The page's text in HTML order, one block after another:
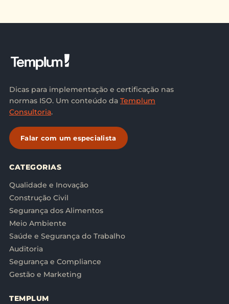
prevenção são um dos meios atuais mais eficazes
Dicas para implementação e certificação nas
normas ISO. Um conteúdo da Templum
Consultoria.
Falar com um especialista
CATEGORIAS
Qualidade e Inovação
Construção Civil
Segurança dos Alimentos
Meio Ambiente
Saúde e Segurança do Trabalho
Auditoria
Segurança e Compliance
Gestão e Marketing
TEMPLUM